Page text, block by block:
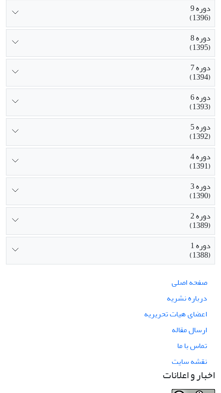
دوره 9
(1396)
دوره 8
(1395)
دوره 7
(1394)
دوره 6
(1393)
دوره 5
(1392)
دوره 4
(1391)
دوره 3
(1390)
دوره 2
(1389)
دوره 1
(1388)
صفحه اصلی
درباره نشریه
اعضای هیات تحریریه
ارسال مقاله
تماس با ما
نقشه سایت
اخبار و اعلانات